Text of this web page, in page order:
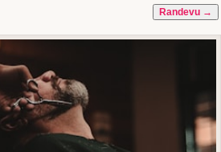
Randevu →